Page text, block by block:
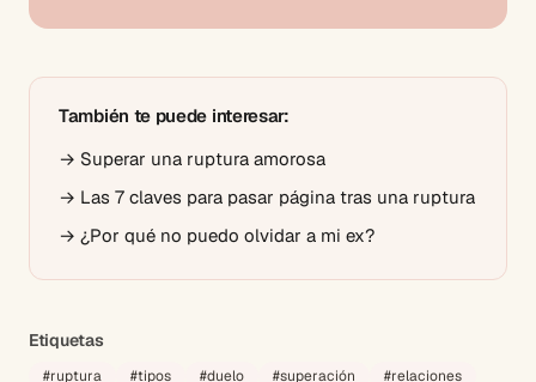
También te puede interesar:
→ Superar una ruptura amorosa
→ Las 7 claves para pasar página tras una ruptura
→ ¿Por qué no puedo olvidar a mi ex?
Etiquetas
#ruptura #tipos #duelo #superación #relaciones